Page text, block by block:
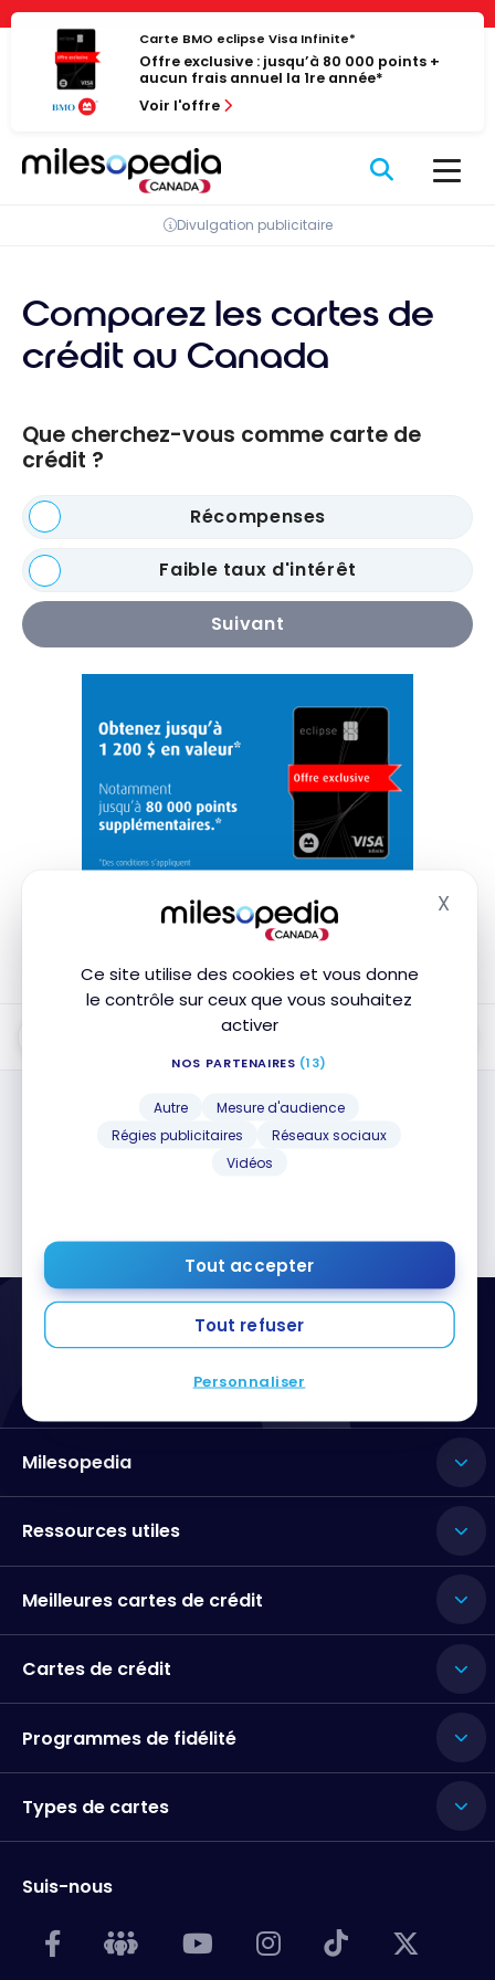
Panneau de gestion des cookies
Ce site utilise des cookies et vous donne
le contrôle sur ceux que vous souhaitez
activer
NOS PARTENAIRES (13)
Autre
Mesure d'audience
Régies publicitaires
Réseaux sociaux
Vidéos
Tout accepter
Tout refuser
Personnaliser
X
Passer
contenu
Carte BMO eclipse Visa Infinite*
Offre exclusive : jusqu’à 80 000 points +
aucun frais annuel la 1re année*
Voir l'offre
Divulgation publicitaire
Comparez les cartes de
crédit au Canada
Que cherchez-vous comme carte de
crédit ?
Récompenses
Faible taux d'intérêt
Suivant
Note de la rédaction de Milesopedia
Personnalisez vos besoins ICI
Aucun résultat
Milesopedia
Ressources utiles
Meilleures cartes de crédit
Cartes de crédit
Programmes de fidélité
Types de cartes
Suis-nous